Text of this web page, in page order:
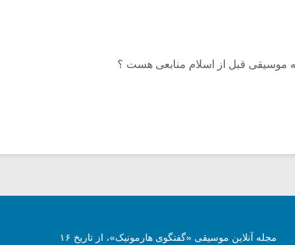
موسیقی قبل از اسلام منابعی هست ؟
مجله آنلاین موسیقی «گفتگوی هارمونیک»، از تاریخ ۱۶